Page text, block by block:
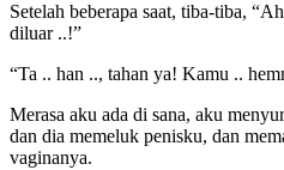
Setelah beberapa saat, tiba-tiba,
diluar ..!”
“Ta .. han .., tahan ya! Kamu ..
Merasa aku ada di sana, aku
dan dia memeluk penisku, dan
vaginanya.